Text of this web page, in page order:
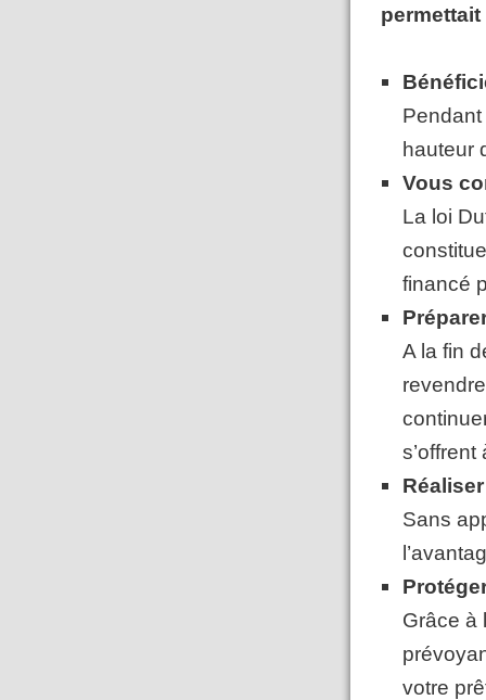
hauteur
Vous
La loi
financé
A la fin
Sans
Grâce à
votre